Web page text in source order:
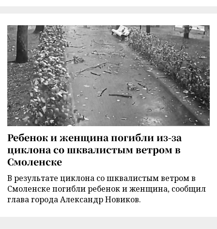
Ребенок и женщина погибли из-за
циклона со шквалистым ветром в
Смоленске
В результате циклона со шквалистым ветром в
Смоленске погибли ребенок и женщина, сообщил
глава города Александр Новиков.